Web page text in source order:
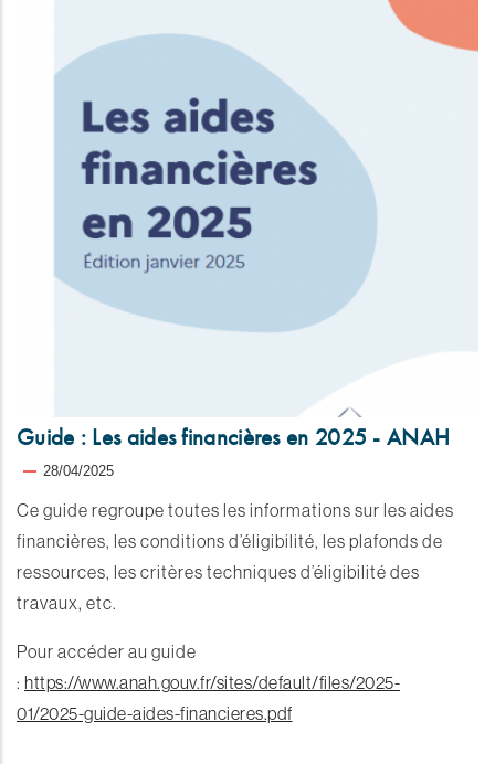
Guide : Les aides financières en 2025 - ANAH
28/04/2025
Ce guide regroupe toutes les informations sur les aides
financières, les conditions d’éligibilité, les plafonds de
ressources, les critères techniques d’éligibilité des
travaux, etc.
Pour accéder au guide
: https://www.anah.gouv.fr/sites/default/files/2025-
01/2025-guide-aides-financieres.pdf